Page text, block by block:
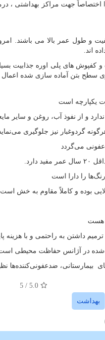
جهت مراکز بهداشتی ،
و طول عمر بالا می باشند.
اند.
کفپوش های پلی اوره جذابیت
سطح بتن آماده سازی شده اعمال
یکپارچه است
و از نفوذ آب، روغن و سایر
گردوغبار نیز جلوگیری
می‌گردد
را دارا است
بوده و کاملاً مقاوم به خش
هست
داشتن به راحتمی و با هزینه
در آژانس حفاظت محیطی
بیمارستانی، ضدعفونی‌کننده‌ها
5.0
/ 5
بهداشت